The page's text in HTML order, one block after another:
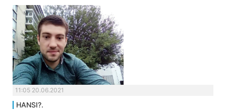
11:05 20.06.2021
HANSI?.